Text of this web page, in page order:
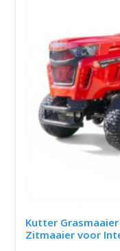
Kutter
Zitmaaier voor